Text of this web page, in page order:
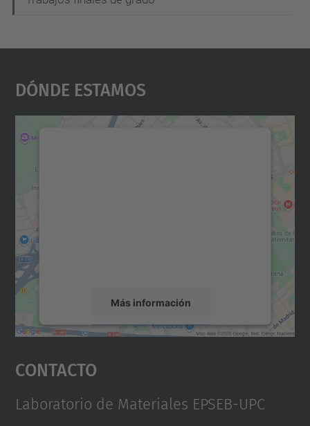
a
ó
Dónde Estamos
Más información
Aceptar
powered by
Contacto
Laboratorio de Materiales EPSEB-UPC